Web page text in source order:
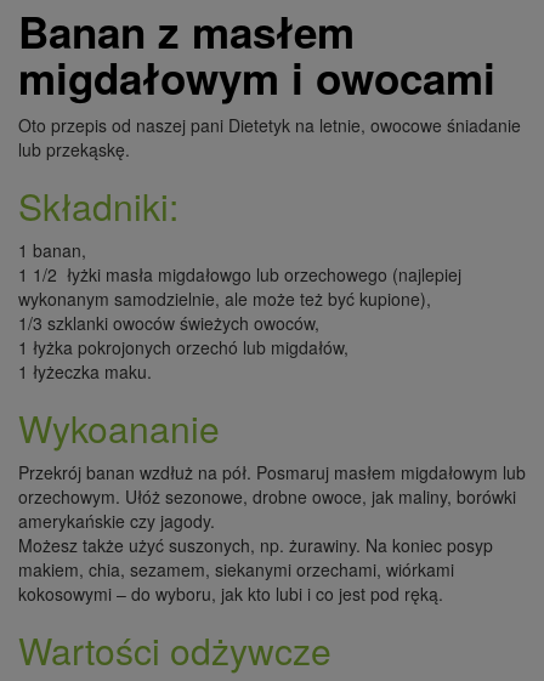
Banan z masłem
migdałowym i owocami
Oto przepis od naszej pani Dietetyk na letnie, owocowe śniadanie
lub przekąskę.
Składniki:
1 banan,
1 1/2 łyżki masła migdałowgo lub orzechowego (najlepiej
wykonanym samodzielnie, ale może też być kupione),
1/3 szklanki owoców świeżych owoców,
1 łyżka pokrojonych orzechó lub migdałów,
1 łyżeczka maku.
Wykoananie
Przekrój banan wzdłuż na pół. Posmaruj masłem migdałowym lub
orzechowym. Ułóż sezonowe, drobne owoce, jak maliny, borówki
amerykańskie czy jagody.
Możesz także użyć suszonych, np. żurawiny. Na koniec posyp
makiem, chia, sezamem, siekanymi orzechami, wiórkami
kokosowymi – do wyboru, jak kto lubi i co jest pod ręką.
Wartości odżywcze